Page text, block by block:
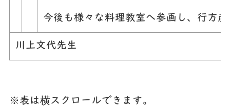
今後も様々な料理教室へ参画し、行方
川上文代先生
※表は横スクロールできます。